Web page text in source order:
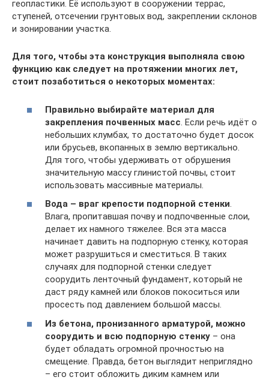
геопластики. Её используют в сооружении террас,
ступеней, отсечении грунтовых вод, закреплении склонов
и зонировании участка.
Для того, чтобы эта конструкция выполняла свою
функцию как следует на протяжении многих лет,
стоит позаботиться о некоторых моментах:
Правильно выбирайте материал для
закрепления почвенных масс . Если речь идёт о
небольших клумбах, то достаточно будет досок
или брусьев, вкопанных в землю вертикально.
Для того, чтобы удерживать от обрушения
значительную массу глинистой почвы, стоит
использовать массивные материалы.
Вода – враг крепости подпорной стенки.
Влага, пропитавшая почву и подпочвенные слои,
делает их намного тяжелее. Вся эта масса
начинает давить на подпорную стенку, которая
может разрушиться и сместиться. В таких
случаях для подпорной стенки следует
соорудить ленточный фундамент, который не
даст ряду камней или блоков покоситься или
просесть под давлением большой массы.
Из бетона, пронизанного арматурой, можно
соорудить и всю подпорную стенку – она
будет обладать огромной прочностью на
смещение. Правда, бетон выглядит неприглядно
– его стоит обложить диким камнем или